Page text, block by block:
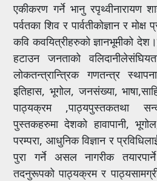
एकीकरण गर्ने भानु
पर्वतका शिव र पार्वतीकोज्ञान र
कवि कवयित्रीहरुको ज्ञानभूमीको
हटाउन जनताको
लोकतन्त्रान्त्रिक गणतन्त्र
इतिहास, भूगोल, जनसंख्या,
पाठ्यक्रम ,पाठ्यपुस्तकतथा
पुस्तकहरुमा देशको हावापानी,
परम्परा, आधुनिक विज्ञान र
पुरा गर्ने असल नागरीक
तदनुरूपको पाठ्यक्रम र